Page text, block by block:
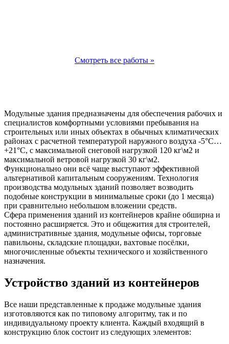
Смотреть все работы »
Модульные здания предназначены для обеспечения рабочих и
специалистов комфортными условиями пребывания на
строительных или иных объектах в обычных климатических
районах с расчетной температурой наружного воздуха -5°С…
+21°С, с максимальной снеговой нагрузкой 120 кг\м2 и
максимальной ветровой нагрузкой 30 кг\м2.
Функционально они всё чаще выступают эффективной
альтернативой капитальным сооружениям. Технология
производства модульных зданий позволяет возводить
подобные конструкции в минимальные сроки (до 1 месяца)
при сравнительно небольшом вложении средств.
Сфера применения зданий из контейнеров крайне обширна и
постоянно расширяется. Это и общежития для строителей,
административные здания, модульные офисы, торговые
павильоны, складские площадки, вахтовые посёлки,
многочисленные объекты технического и хозяйственного
назначения.
Устройство зданий из контейнеров
Все наши представленные к продаже модульные здания
изготовляются как по типовому алгоритму, так и по
индивидуальному проекту клиента. Каждый входящий в
конструкцию блок состоит из следующих элементов: